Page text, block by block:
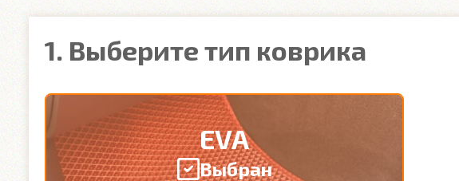
1. Выберите тип коврика
EVA
Выбран